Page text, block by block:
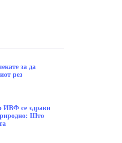
за да
рез
ИВФ се здрави
Што